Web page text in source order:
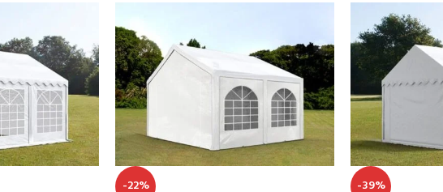
de toda la carpa, la estructura soporta mayores presiones de carga
-22% -39%